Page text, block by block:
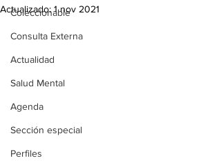
Coleccionable
Consulta Externa
Actualidad
Salud Mental
Agenda
Sección especial
Perfiles
Actualizado:1 nov 2021